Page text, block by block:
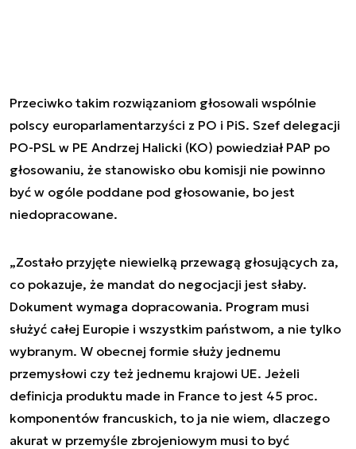
Przeciwko takim rozwiązaniom głosowali wspólnie
polscy europarlamentarzyści z PO i PiS. Szef delegacji
PO-PSL w PE Andrzej Halicki (KO) powiedział PAP po
głosowaniu, że stanowisko obu komisji nie powinno
być w ogóle poddane pod głosowanie, bo jest
niedopracowane.
„Zostało przyjęte niewielką przewagą głosujących za,
co pokazuje, że mandat do negocjacji jest słaby.
Dokument wymaga dopracowania. Program musi
służyć całej Europie i wszystkim państwom, a nie tylko
wybranym. W obecnej formie służy jednemu
przemysłowi czy też jednemu krajowi UE. Jeżeli
definicja produktu made in France to jest 45 proc.
komponentów francuskich, to ja nie wiem, dlaczego
akurat w przemyśle zbrojeniowym musi to być